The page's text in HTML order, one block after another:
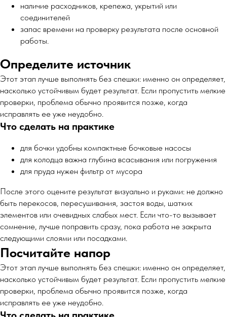
наличие расходников, крепежа, укрытий или
соединителей
запас времени на проверку результата после основной
работы.
Определите источник
Этот этап лучше выполнять без спешки: именно он определяет,
насколько устойчивым будет результат. Если пропустить мелкие
проверки, проблема обычно проявится позже, когда
исправлять ее уже неудобно.
Что сделать на практике
для бочки удобны компактные бочковые насосы
для колодца важна глубина всасывания или погружения
для пруда нужен фильтр от мусора
После этого оцените результат визуально и руками: не должно
быть перекосов, пересушивания, застоя воды, шатких
элементов или очевидных слабых мест. Если что-то вызывает
сомнение, лучше поправить сразу, пока работа не закрыта
следующими слоями или посадками.
Посчитайте напор
Этот этап лучше выполнять без спешки: именно он определяет,
насколько устойчивым будет результат. Если пропустить мелкие
проверки, проблема обычно проявится позже, когда
исправлять ее уже неудобно.